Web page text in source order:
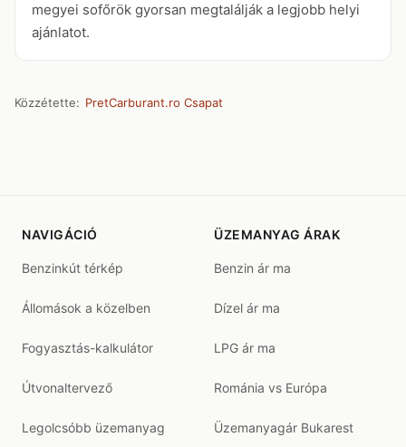
megyei sofőrök gyorsan megtalálják a legjobb helyi
ajánlatot.
Közzétette: PretCarburant.ro Csapat
NAVIGÁCIÓ
Benzinkút térkép
Állomások a közelben
Fogyasztás-kalkulátor
Útvonaltervező
Legolcsóbb üzemanyag
ÜZEMANYAG ÁRAK
Benzin ár ma
Dízel ár ma
LPG ár ma
Románia vs Európa
Üzemanyagár Bukarest